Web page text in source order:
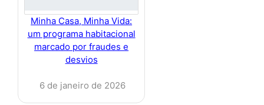
Minha Casa, Minha Vida:
um programa habitacional
marcado por fraudes e
desvios
6 de janeiro de 2026